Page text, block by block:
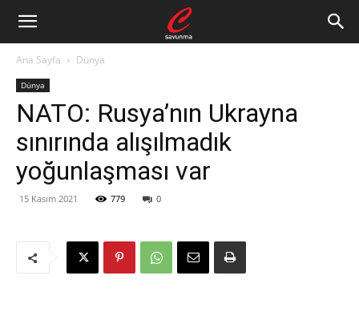
Ana Sayfa Dünya
Dünya
NATO: Rusya’nın Ukrayna
sınırında alışılmadık
yoğunlaşması var
15 Kasım 2021 779 0